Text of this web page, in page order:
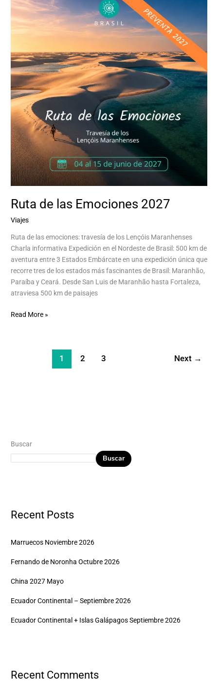
Ruta de las Emociones 2027
Viajes/
Ruta de las emociones: travesía de los Lençóis Maranhenses
Charla informativa Expedición en el Nordeste de Brasil: 500 km de
aventura entre 3 Estados Embárcate en una expedición única que
recorre tres de los estados más fascinantes de Brasil: Maranhão,
Paraíba y Ceará. Desde San Luis de Maranhão hasta Fortaleza,
atraviesa 500 km de paisajes
de
las
Emociones
Read More »
1 2 3 Next →
Buscar
Buscar
Recent Posts
Marruecos Noviembre 2026
Fernando de Noronha Octubre 2026
China 2027 Mayo
Ecuador Continental – Septiembre 2026
Ecuador Continental + Islas Galápagos Septiembre 2026
Recent Comments